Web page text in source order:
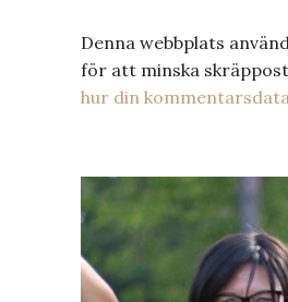
Denna webbplats
för att minska
hur din